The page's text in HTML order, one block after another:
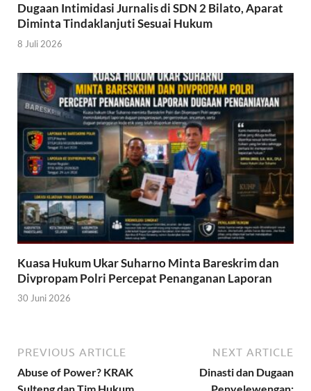
Dugaan Intimidasi Jurnalis di SDN 2 Bilato, Aparat
Diminta Tindaklanjuti Sesuai Hukum
8 Juli 2026
Kuasa Hukum Ukar Suharno Minta Bareskrim dan
Divpropam Polri Percepat Penanganan Laporan
30 Juni 2026
PREVIOUS ARTICLE
Abuse of Power? KRAK
NEXT ARTICLE
Dinasti dan Dugaan